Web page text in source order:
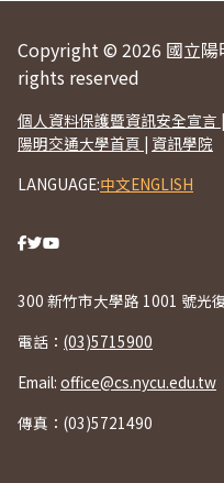
Copyright © 2026 國立陽
rights reserved
個人資料保護暨資訊安全宣言 |
陽明交通大學首頁 | 資訊學院
LANGUAGE:中文ENGLISH
300 新竹市大學路 1001 號光
電話： (03)5715900
Email: office@cs.nycu.edu.tw
傳真：(03)5721490